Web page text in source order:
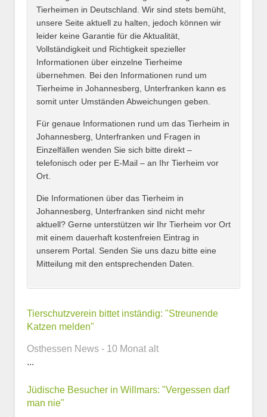
E-Mail*
Name des Tierheims*
E-Mail-Adresse
Telefonnummer
Tierheimen in Deutschland. Wir sind stets bemüht,
unsere Seite aktuell zu halten, jedoch können wir
leider keine Garantie für die Aktualität,
Vollständigkeit und Richtigkeit spezieller
Informationen über einzelne Tierheime
übernehmen. Bei den Informationen rund um
Tierheime in Johannesberg, Unterfranken kann es
somit unter Umständen Abweichungen geben.
Für genaue Informationen rund um das Tierheim in
Johannesberg, Unterfranken und Fragen in
Einzelfällen wenden Sie sich bitte direkt –
telefonisch oder per E-Mail – an Ihr Tierheim vor
Ort.
Die Informationen über das Tierheim in
Johannesberg, Unterfranken sind nicht mehr
aktuell? Gerne unterstützen wir Ihr Tierheim vor Ort
mit einem dauerhaft kostenfreien Eintrag in
unserem Portal. Senden Sie uns dazu bitte eine
Mitteilung mit den entsprechenden Daten.
Tierschutzverein bittet inständig: "Streunende
Katzen melden"
Osthessen News - 10 Monat alt
...
Jüdische Besucher in Willmars: "Vergessen darf
man nie"